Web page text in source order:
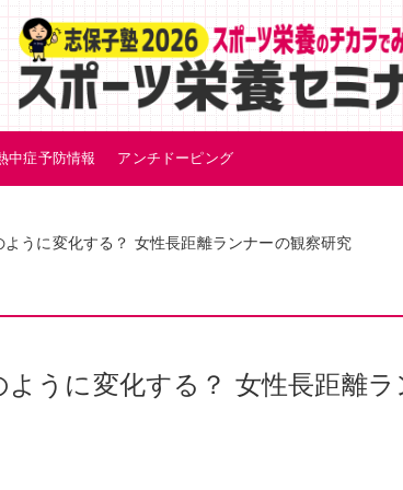
中症予防情報 アンチドーピング
うに変化する？ 女性長距離ランナーの観察研究
うに変化する？ 女性長距離